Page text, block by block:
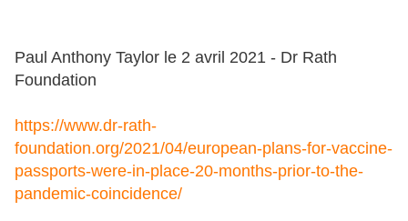
Paul Anthony Taylor le 2 avril 2021 - Dr Rath
Foundation
https://www.dr-rath-
foundation.org/2021/04/european-plans-for-vaccine-
passports-were-in-place-20-months-prior-to-the-
pandemic-coincidence/